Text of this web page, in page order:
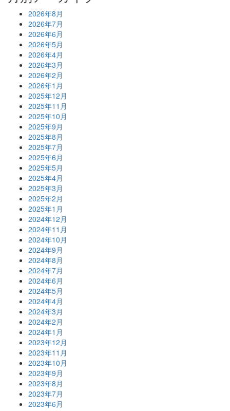
2026年8月
2026年7月
2026年6月
2026年5月
2026年4月
2026年3月
2026年2月
2026年1月
2025年12月
2025年11月
2025年10月
2025年9月
2025年8月
2025年7月
2025年6月
2025年5月
2025年4月
2025年3月
2025年2月
2025年1月
2024年12月
2024年11月
2024年10月
2024年9月
2024年8月
2024年7月
2024年6月
2024年5月
2024年4月
2024年3月
2024年2月
2024年1月
2023年12月
2023年11月
2023年10月
2023年9月
2023年8月
2023年7月
2023年6月